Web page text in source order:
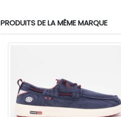
PRODUITS DE LA MÊME MARQUE